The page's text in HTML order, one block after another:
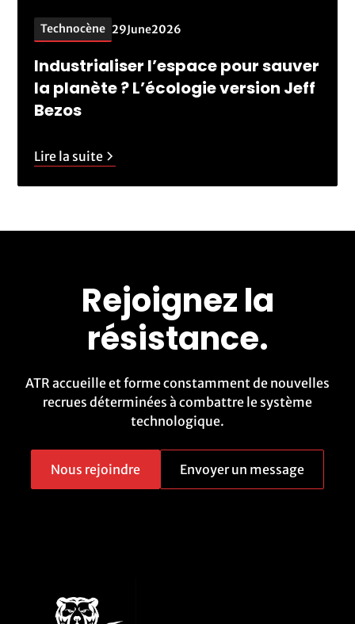
Technocène 29June2026
Industrialiser l’espace pour sauver
la planète ? L’écologie version Jeff
Bezos
Lire la suite
Rejoignez la
résistance.
ATR accueille et forme constamment de nouvelles
recrues déterminées à combattre le système
technologique.
Nous rejoindre Envoyer un message